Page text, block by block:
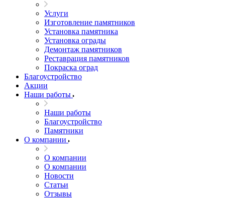
Услуги
Изготовление памятников
Установка памятника
Установка ограды
Демонтаж памятников
Реставрация памятников
Покраска оград
Благоустройство
Акции
Наши работы
Наши работы
Благоустройство
Памятники
О компании
О компании
О компании
Новости
Статьи
Отзывы